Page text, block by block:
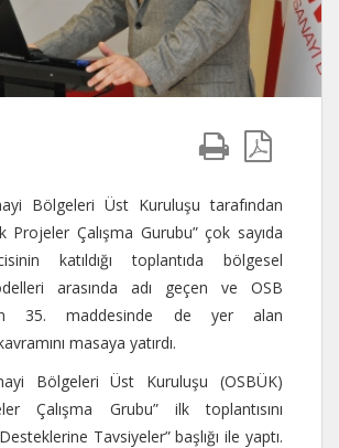
Bölgeleri Üst Kuruluşu tarafından
Projeler Çalışma Gurubu” çok sayıda
katıldığı toplantıda bölgesel
arasında adı geçen ve OSB
35. maddesinde de yer alan
masaya yatırdı.
Bölgeleri Üst Kuruluşu (OSBÜK)
Çalışma Grubu” ilk toplantısını
Tavsiyeler” başlığı ile yaptı.